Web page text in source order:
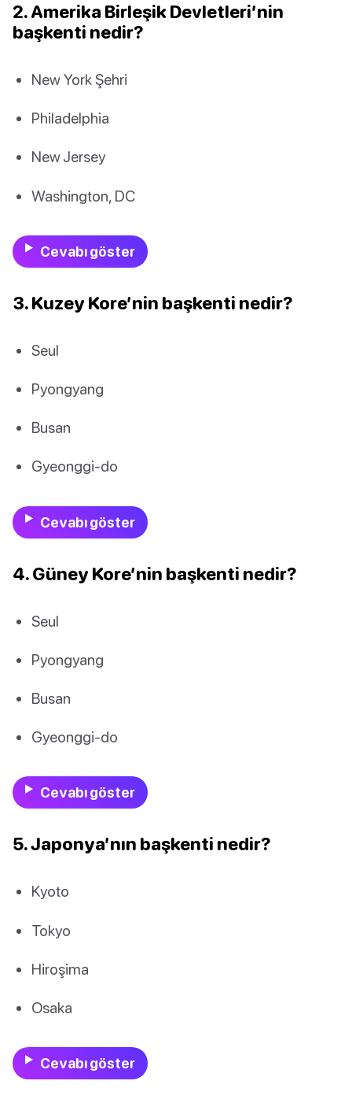
2. Amerika Birleşik Devletleri’nin
başkenti nedir?
New York Şehri
Philadelphia
New Jersey
Washington, DC
Cevabı göster
3. Kuzey Kore’nin başkenti nedir?
Seul
Pyongyang
Busan
Gyeonggi-do
Cevabı göster
4. Güney Kore’nin başkenti nedir?
Seul
Pyongyang
Busan
Gyeonggi-do
Cevabı göster
5. Japonya’nın başkenti nedir?
Kyoto
Tokyo
Hiroşima
Osaka
Cevabı göster